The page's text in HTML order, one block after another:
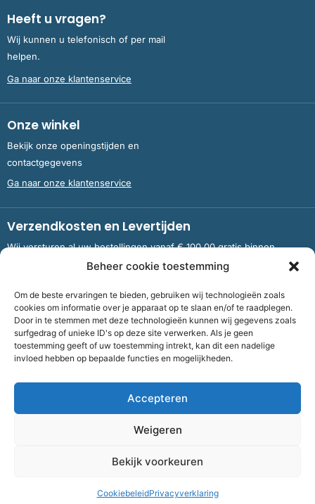
Beheer cookie toestemming
Om de beste ervaringen te bieden, gebruiken wij technologieën zoals
cookies om informatie over je apparaat op te slaan en/of te raadplegen.
Door in te stemmen met deze technologieën kunnen wij gegevens zoals
surfgedrag of unieke ID's op deze site verwerken. Als je geen
toestemming geeft of uw toestemming intrekt, kan dit een nadelige
invloed hebben op bepaalde functies en mogelijkheden.
Accepteren
Weigeren
Bekijk voorkeuren
CookiebeleidPrivacyverklaring
Heeft u vragen?
Wij kunnen u telefonisch of per mail
helpen.
Ga naar onze klantenservice
Onze winkel
Bekijk onze openingstijden en
contactgegevens
Ga naar onze klantenservice
Verzendkosten en Levertijden
Wij versturen al uw bestellingen vanaf € 100,00 gratis binnen
Nederland en België.
Meer informatie over verzendkosten en levertijden
Bank NL09 RABO 0326 5083 92 ten name van Stichting OddFellows
Fiscaalnummer
Cookies| Privacy
I
n
T
w